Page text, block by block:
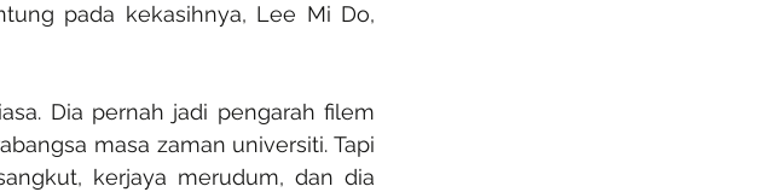
pada kekasihnya, Lee Mi Do,
Dia pernah jadi pengarah filem
masa zaman universiti. Tapi
kerjaya merudum, dan dia